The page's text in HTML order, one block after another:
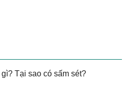
Tại sao có sấm sét?